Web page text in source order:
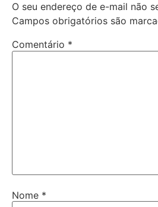
O seu endereço de e-mail não
Campos obrigatórios são
Comentário *
Nome *